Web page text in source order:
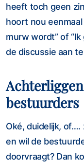
heeft toch geen
hoort nou eenmaal
murw wordt” of
de discussie aan te
bestuurders
Oké, duidelijk,
en wil de
doorvraagt? Dan